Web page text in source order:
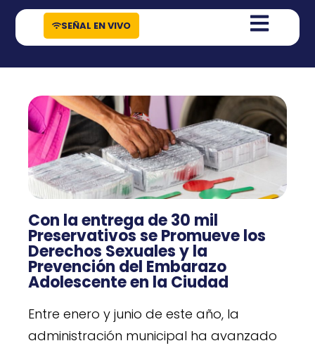
contenido
SEÑAL EN VIVO
Con la entrega de 30 mil
Preservativos se Promueve los
Derechos Sexuales y la
Prevención del Embarazo
Adolescente en la Ciudad
Entre enero y junio de este año, la
administración municipal ha avanzado